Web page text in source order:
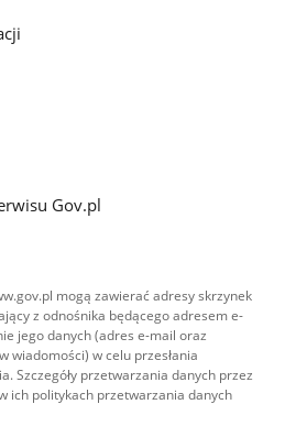
Gov.pl
mogą zawierać adresy skrzynek
z odnośnika będącego adresem e-
jego danych (adres e-mail oraz
wiadomości) w celu przesłania
Szczegóły przetwarzania danych przez
ich politykach przetwarzania danych